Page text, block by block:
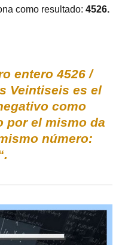
como resultado: 4526.
entero 4526 /
Veintiseis es el
como
por el mismo da
número: